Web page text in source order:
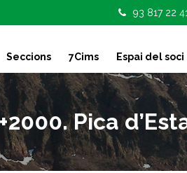
93 817 22 41
Seccions 7Cims Espai del soci
+2000. Pica